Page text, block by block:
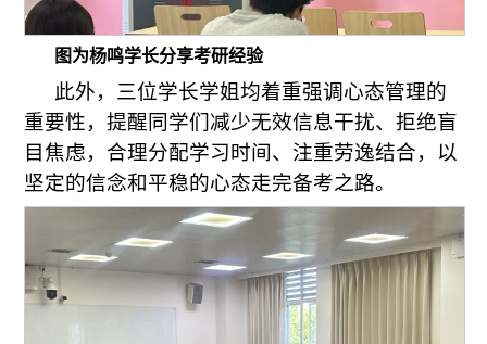
图为杨鸣学长分享考研经验
此外，三位学长学姐均着重强调心态管理的
重要性，提醒同学们减少无效信息干扰、拒绝盲
目焦虑，合理分配学习时间、注重劳逸结合，以
坚定的信念和平稳的心态走完备考之路。